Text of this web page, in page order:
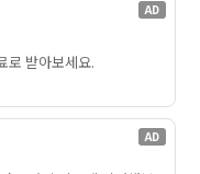
AD
로 받아보세요.
AD